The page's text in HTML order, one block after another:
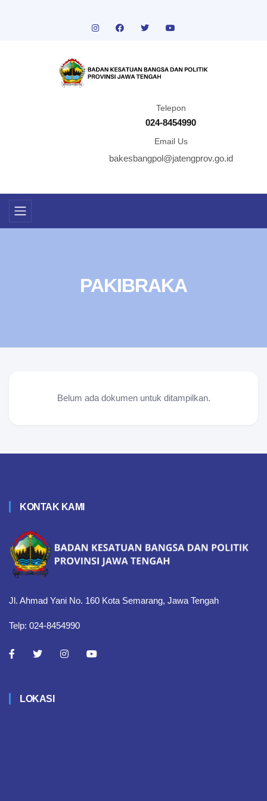
Telepon
024-8454990
Email Us
bakesbangpol@jatengprov.go.id
PAKIBRAKA
Belum ada dokumen untuk ditampilkan.
KONTAK KAMI
Jl. Ahmad Yani No. 160 Kota Semarang, Jawa Tengah
Telp: 024-8454990
LOKASI